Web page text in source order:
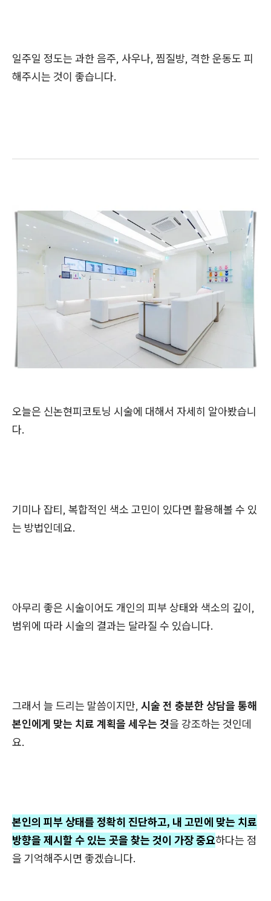
일주일 정도는 과한 음주, 사우나, 찜질방, 격한 운동도 피
해주시는 것이 좋습니다.
오늘은 신논현피코토닝 시술에 대해서 자세히 알아봤습니
다.
기미나 잡티, 복합적인 색소 고민이 있다면 활용해볼 수 있
는 방법인데요.
아무리 좋은 시술이어도 개인의 피부 상태와 색소의 깊이,
범위에 따라 시술의 결과는 달라질 수 있습니다.
그래서 늘 드리는 말씀이지만, 시술 전 충분한 상담을 통해
본인에게 맞는 치료 계획을 세우는 것을 강조하는 것인데
요.
본인의 피부 상태를 정확히 진단하고, 내 고민에 맞는 치료
방향을 제시할 수 있는 곳을 찾는 것이 가장 중요하다는 점
을 기억해주시면 좋겠습니다.